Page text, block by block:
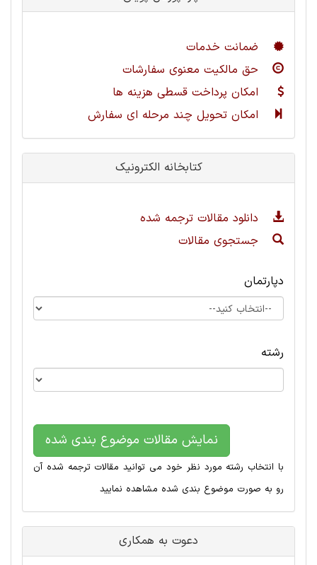
ضمانت خدمات
حق مالکیت معنوی سفارشات
امکان پرداخت قسطی هزینه ها
امکان تحویل چند مرحله ای سفارش
کتابخانه الکترونیک
دانلود مقالات ترجمه شده
جستجوی مقالات
دپارتمان
رشته
نمایش مقالات موضوع بندی شده
با انتخاب رشته مورد نظر خود می توانید مقالات ترجمه شده آن
رو به صورت موضوع بندی شده مشاهده نمایید
دعوت به همکاری